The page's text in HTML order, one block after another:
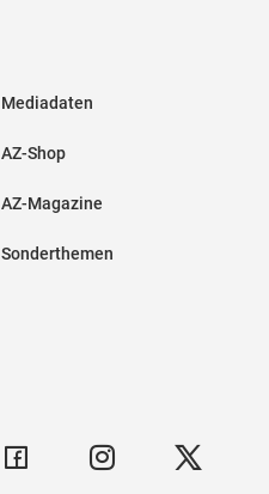
Mediadaten
AZ-Shop
AZ-Magazine
Sonderthemen